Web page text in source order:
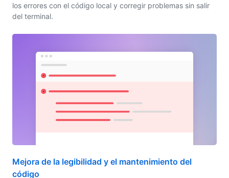
los errores con el código local y corregir problemas sin salir
del terminal.
Mejora de la legibilidad y el mantenimiento del
código